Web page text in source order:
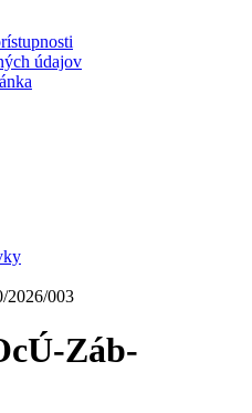
údajov
2026/003
Záb-